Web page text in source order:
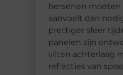
hersenen moeten
aanvoelt dan
prettiger sfeer
panelen zijn
vilten achterlaag
reflecties van